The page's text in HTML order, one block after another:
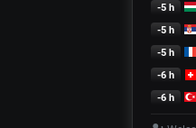
-5 h
-5 h
-5 h
-6 h
-6 h